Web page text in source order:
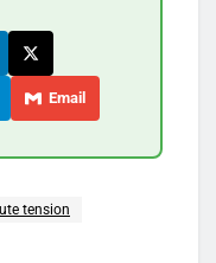
Email
tension